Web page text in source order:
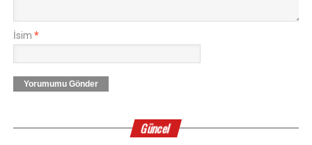
İsim *
Yorumumu Gönder
Güncel